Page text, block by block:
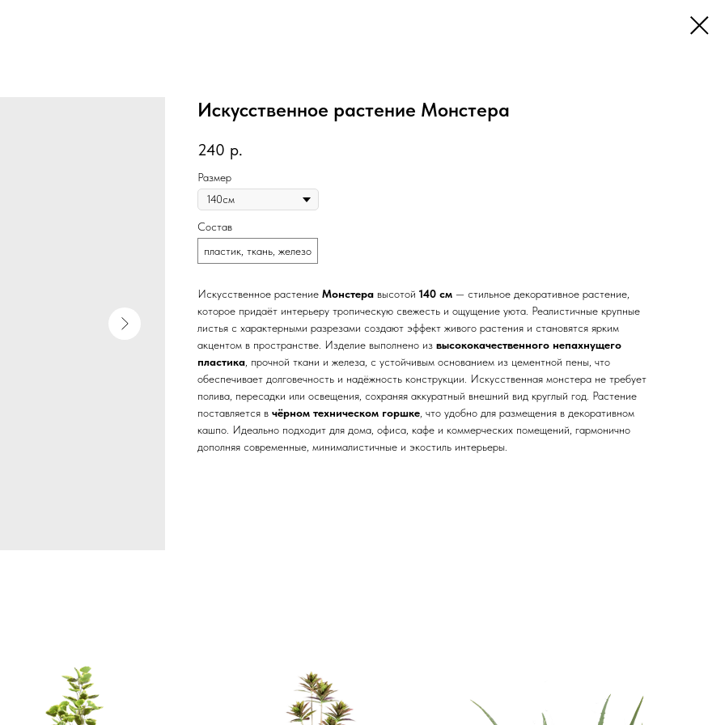
Искусственное растение Монстера
240 р.
Размер
Состав
пластик, ткань, железо
Искусственное растение Монстера высотой 140 см — стильное декоративное растение,
которое придаёт интерьеру тропическую свежесть и ощущение уюта. Реалистичные крупные
листья с характерными разрезами создают эффект живого растения и становятся ярким
акцентом в пространстве. Изделие выполнено из высококачественного непахнущего
пластика , прочной ткани и железа, с устойчивым основанием из цементной пены, что
обеспечивает долговечность и надёжность конструкции. Искусственная монстера не требует
полива, пересадки или освещения, сохраняя аккуратный внешний вид круглый год. Растение
поставляется в чёрном техническом горшке , что удобно для размещения в декоративном
кашпо. Идеально подходит для дома, офиса, кафе и коммерческих помещений, гармонично
дополняя современные, минималистичные и экостиль интерьеры.